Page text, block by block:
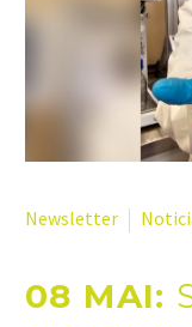
Newsletter
08 MAI: